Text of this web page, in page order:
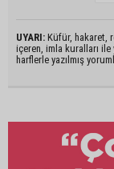
UYARI: Küfür, hakaret,
içeren, imla kuralları ile
harflerle yazılmış